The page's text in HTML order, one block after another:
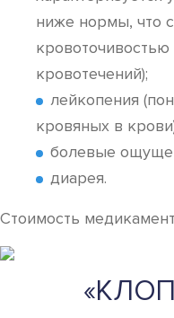
ниже нормы, что
кровотечений);
лейкопения
кровяных в
болевые
диарея.
Стоимость